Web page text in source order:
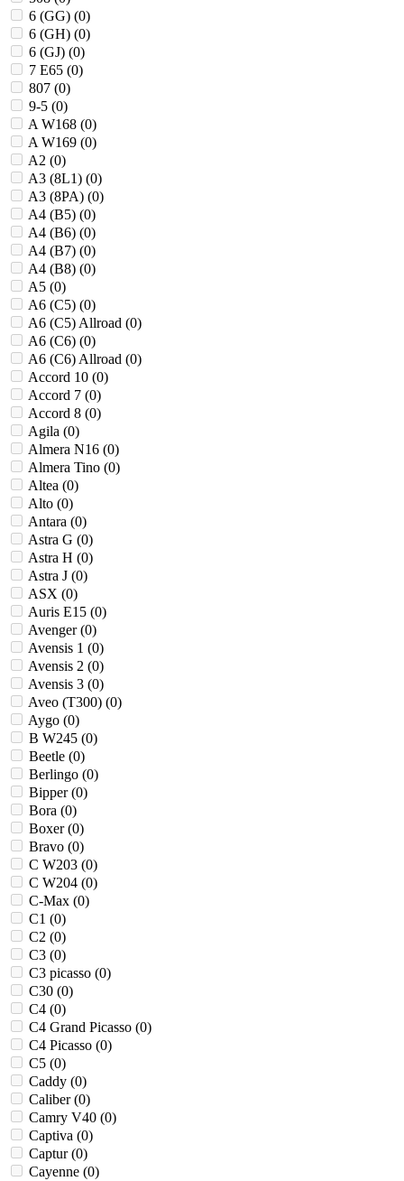
6 (GG) (0)
6 (GH) (0)
6 (GJ) (0)
7 E65 (0)
807 (0)
9-5 (0)
A W168 (0)
A W169 (0)
A2 (0)
A3 (8L1) (0)
A3 (8PA) (0)
A4 (B5) (0)
A4 (B6) (0)
A4 (B7) (0)
A4 (B8) (0)
A5 (0)
A6 (C5) (0)
A6 (C5) Allroad (0)
A6 (C6) (0)
A6 (C6) Allroad (0)
Accord 10 (0)
Accord 7 (0)
Accord 8 (0)
Agila (0)
Almera N16 (0)
Almera Tino (0)
Altea (0)
Alto (0)
Antara (0)
Astra G (0)
Astra H (0)
Astra J (0)
ASX (0)
Auris E15 (0)
Avenger (0)
Avensis 1 (0)
Avensis 2 (0)
Avensis 3 (0)
Aveo (T300) (0)
Aygo (0)
B W245 (0)
Beetle (0)
Berlingo (0)
Bipper (0)
Bora (0)
Boxer (0)
Bravo (0)
C W203 (0)
C W204 (0)
C-Max (0)
C1 (0)
C2 (0)
C3 (0)
C3 picasso (0)
C30 (0)
C4 (0)
C4 Grand Picasso (0)
C4 Picasso (0)
C5 (0)
Caddy (0)
Caliber (0)
Camry V40 (0)
Captiva (0)
Captur (0)
Cayenne (0)